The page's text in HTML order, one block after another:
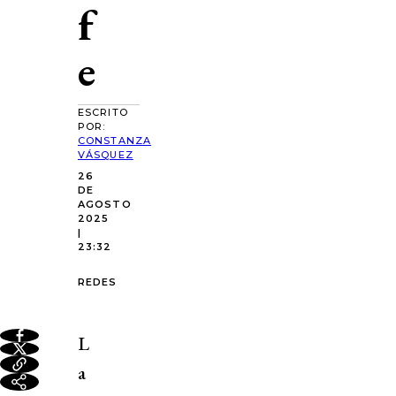
f
e
ESCRITO
POR:
CONSTANZA
VÁSQUEZ
26
DE
AGOSTO
2025
|
23:32
REDES
L
a